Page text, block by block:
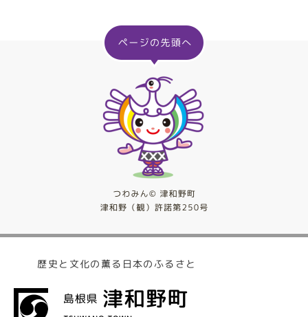
歴史と文化の薫る日本のふるさと